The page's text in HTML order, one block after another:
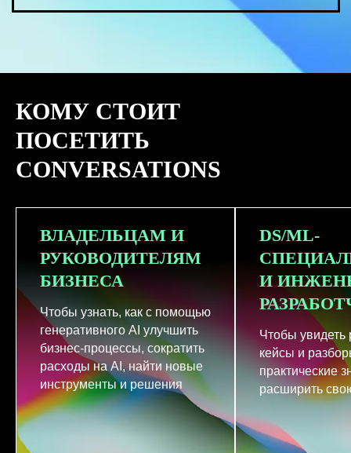
КОМУ СТОИТ
ПОСЕТИТЬ
CONVERSATIONS
ВЛАДЕЛЬЦАМ И
РУКОВОДИТЕЛЯМ
БИЗНЕСА
Чтобы узнать, как с помощью
генеративного AI улучшить
бизнес-процессы, сократить
расходы на AI, найти новые
инструменты и решения
DS/ML-
И
Чтобы увидеть
кейсы и
практические
расширить